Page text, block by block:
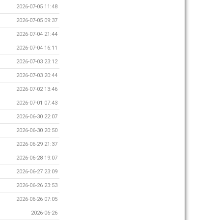
2026-07-05 11:48
2026-07-05 09:37
2026-07-04 21:44
2026-07-04 16:11
2026-07-03 23:12
2026-07-03 20:44
2026-07-02 13:46
2026-07-01 07:43
2026-06-30 22:07
2026-06-30 20:50
2026-06-29 21:37
2026-06-28 19:07
2026-06-27 23:09
2026-06-26 23:53
2026-06-26 07:05
2026-06-26